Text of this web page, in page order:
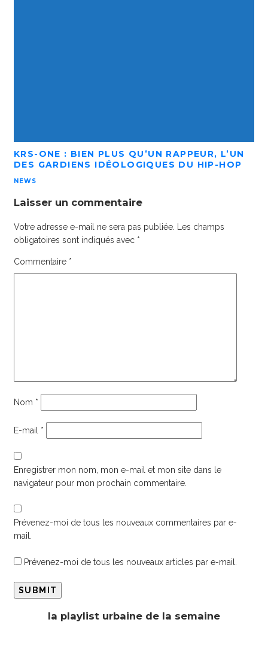
KRS-ONE : BIEN PLUS QU’UN RAPPEUR, L’UN
DES GARDIENS IDÉOLOGIQUES DU HIP-HOP
NEWS
Laisser un commentaire
Votre adresse e-mail ne sera pas publiée. Les champs
obligatoires sont indiqués avec *
Commentaire *
Nom *
E-mail *
Enregistrer mon nom, mon e-mail et mon site dans le
navigateur pour mon prochain commentaire.
Prévenez-moi de tous les nouveaux commentaires par e-
mail.
Prévenez-moi de tous les nouveaux articles par e-mail.
la playlist urbaine de la semaine